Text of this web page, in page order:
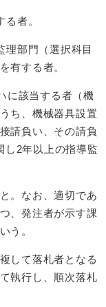
者。
理部門（選択科目
有する者。
に該当する者（機
ち、機械器具設置
請負い、その請負
し2年以上の指導監
。なお、適切であ
、発注者が示す課
う。
して落札者となる
執行し、順次落札